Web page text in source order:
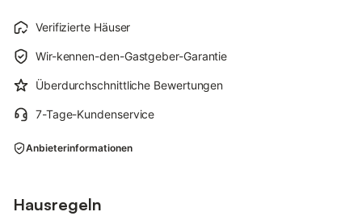
Verifizierte Häuser
Wir-kennen-den-Gastgeber-Garantie
Überdurchschnittliche Bewertungen
7-Tage-Kundenservice
Anbieterinformationen
Hausregeln